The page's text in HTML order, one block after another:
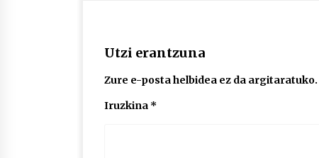
Utzi erantzuna
Zure e-posta helbidea ez da argitaratuko.
Iruzkina *